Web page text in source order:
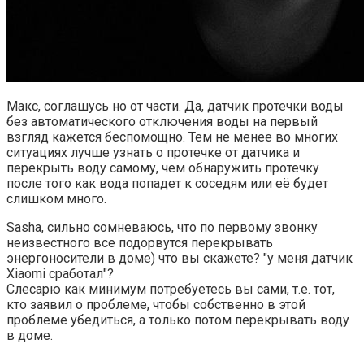
Макс, соглашусь но от части. Да, датчик протечки воды
без автоматического отключения воды на первый
взгляд кажется беспомощно. Тем не менее во многих
ситуациях лучше узнать о протечке от датчика и
перекрыть воду самому, чем обнаружить протечку
после того как вода попадет к соседям или её будет
слишком много.
Sasha, сильно сомневаюсь, что по первому звонку
неизвестного все подорвутся перекрывать
энергоносители в доме) что вы скажете? "у меня датчик
Xiaomi сработал"?
Слесарю как минимум потребуетесь вы сами, т.е. тот,
кто заявил о проблеме, чтобы собственно в этой
проблеме убедиться, а только потом перекрывать воду
в доме.